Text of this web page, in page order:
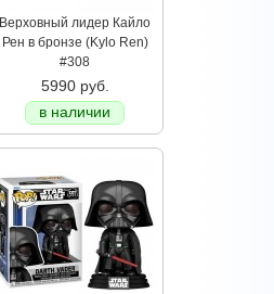
Верховный лидер Кайло
Рен в бронзе (Kylo Ren)
#308
5990 руб.
в наличии